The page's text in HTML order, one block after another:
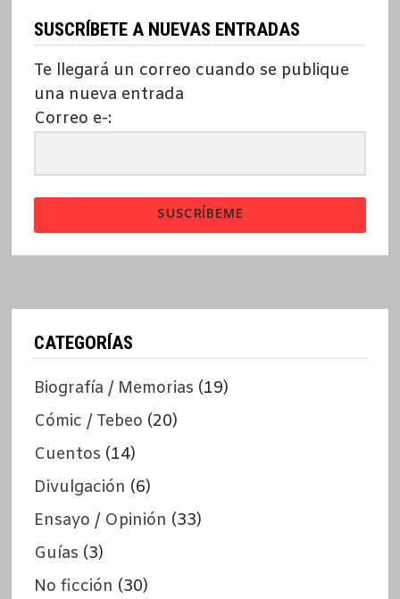
SUSCRÍBETE A NUEVAS ENTRADAS
Te llegará un correo cuando se publique
una nueva entrada
Correo e-:
SUSCRÍBEME
CATEGORÍAS
Biografía / Memorias (19)
Cómic / Tebeo (20)
Cuentos (14)
Divulgación (6)
Ensayo / Opinión (33)
Guías (3)
No ficción (30)